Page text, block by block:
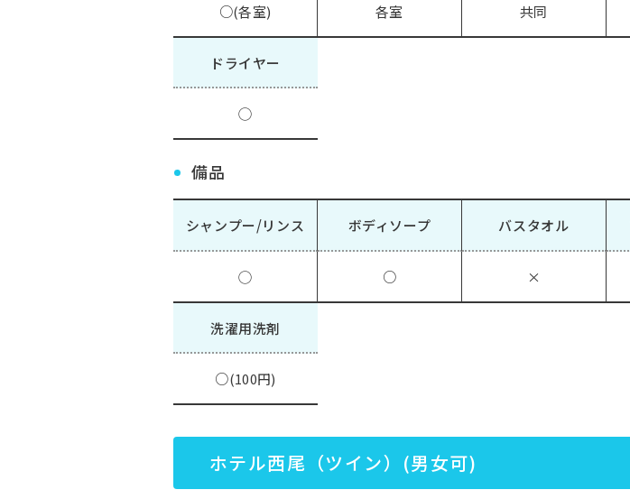
○(各室) 各室 共同
ドライヤー
◯
備品
シャンプー/リンス
◯
ボディソープ
○
バスタオル
×
洗濯用洗剤
○(100円)
ホテル西尾（ツイン）(男女可)